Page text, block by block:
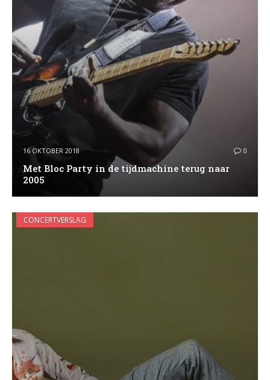
16 OKTOBER 2018 0
Met Bloc Party in de tijdmachine terug naar
2005
CONCERTVERSLAG